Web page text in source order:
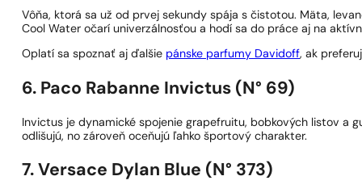
Vôňa, ktorá sa už od prvej sekundy spája s čistotou. Mäta,
Cool Water očarí univerzálnosťou a hodí sa do práce aj na
Oplatí sa spoznať aj ďalšie pánske parfumy Davidoff, ak
6. Paco Rabanne Invictus (N° 69)
Invictus je dynamické spojenie grapefruitu, bobkových listov a
odlišujú, no zároveň oceňujú ľahko športový charakter.
7. Versace Dylan Blue (N° 373)